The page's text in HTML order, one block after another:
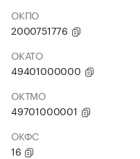
ОКПО
2000751776
ОКАТО
49401000000
ОКТМО
49701000001
ОКФС
16